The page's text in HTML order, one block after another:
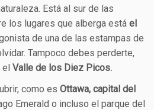
Está al sur de las
los lugares que alberga está el
de una de las estampas de
Tampoco debes perderte,
el Valle de los Diez Picos.
como es Ottawa, capital del
Emerald o incluso el parque del